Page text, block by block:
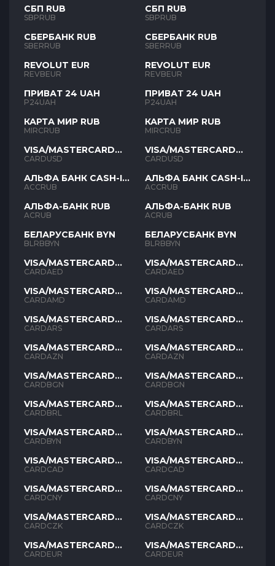
СБП RUB
SBPRUB
СБЕРБАНК RUB
SBERRUB
REVOLUT EUR
REVBEUR
ПРИВАТ 24 UAH
P24UAH
КАРТА МИР RUB
MIRCRUB
VISA/MASTERCARD
USD
CARDUSD
АЛЬФА БАНК CASH-IN
RUB
ACCRUB
АЛЬФА-БАНК RUB
ACRUB
БЕЛАРУСБАНК BYN
BLRBBYN
VISA/MASTERCARD
AED
CARDAED
VISA/MASTERCARD
AMD
CARDAMD
VISA/MASTERCARD
ARS
CARDARS
VISA/MASTERCARD
AZN
CARDAZN
VISA/MASTERCARD
BGN
CARDBGN
VISA/MASTERCARD
BRL
CARDBRL
VISA/MASTERCARD
BYN
CARDBYN
VISA/MASTERCARD
CAD
CARDCAD
VISA/MASTERCARD
CNY
CARDCNY
VISA/MASTERCARD
CZK
CARDCZK
VISA/MASTERCARD
EUR
CARDEUR
СБП RUB
SBPRUB
СБЕРБАНК RUB
SBERRUB
REVOLUT EUR
REVBEUR
ПРИВАТ 24 UAH
P24UAH
КАРТА МИР RUB
MIRCRUB
VISA/MASTERCARD
USD
CARDUSD
АЛЬФА БАНК CASH-IN
RUB
ACCRUB
АЛЬФА-БАНК RUB
ACRUB
БЕЛАРУСБАНК BYN
BLRBBYN
VISA/MASTERCARD
AED
CARDAED
VISA/MASTERCARD
AMD
CARDAMD
VISA/MASTERCARD
ARS
CARDARS
VISA/MASTERCARD
AZN
CARDAZN
VISA/MASTERCARD
BGN
CARDBGN
VISA/MASTERCARD
BRL
CARDBRL
VISA/MASTERCARD
BYN
CARDBYN
VISA/MASTERCARD
CAD
CARDCAD
VISA/MASTERCARD
CNY
CARDCNY
VISA/MASTERCARD
CZK
CARDCZK
VISA/MASTERCARD
EUR
CARDEUR